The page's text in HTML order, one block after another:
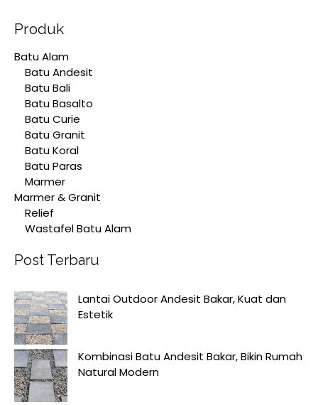
Produk
Batu Alam
Batu Andesit
Batu Bali
Batu Basalto
Batu Curie
Batu Granit
Batu Koral
Batu Paras
Marmer
Marmer & Granit
Relief
Wastafel Batu Alam
Post Terbaru
Lantai Outdoor Andesit Bakar, Kuat dan
Estetik
Kombinasi Batu Andesit Bakar, Bikin Rumah
Natural Modern